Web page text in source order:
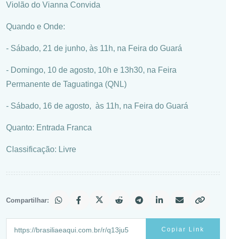
Violão do Vianna Convida
Quando e Onde:
- Sábado, 21 de junho, às 11h, na Feira do Guará
- Domingo, 10 de agosto, 10h e 13h30, na Feira
Permanente de Taguatinga (QNL)
- Sábado, 16 de agosto, às 11h, na Feira do Guará
Quanto: Entrada Franca
Classificação: Livre
Compartilhar:
Copiar Link